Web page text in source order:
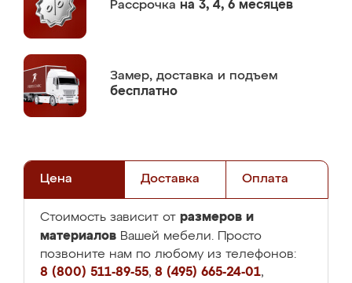
Рассрочка на 3, 4, 6 месяцев
Замер, доставка и подъем
бесплатно
Цена Доставка Оплата
Стоимость зависит от размеров и
материалов Вашей мебели. Просто
позвоните нам по любому из телефонов:
8 (800) 511-89-55, 8 (495) 665-24-01,